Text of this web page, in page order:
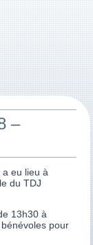
–
eu lieu à
du TDJ
13h30 à
pour